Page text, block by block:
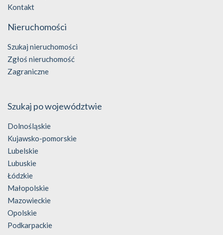
Kontakt
Nieruchomości
Szukaj nieruchomości
Zgłoś nieruchomość
Zagraniczne
Szukaj po województwie
Dolnośląskie
Kujawsko-pomorskie
Lubelskie
Lubuskie
Łódzkie
Małopolskie
Mazowieckie
Opolskie
Podkarpackie